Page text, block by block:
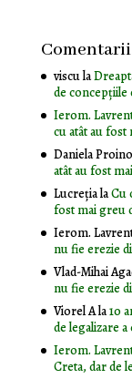
viscula
de
Ierom.
cu atât au
Daniela
atât au fost
LucrețialaCu
fost mai greu
Ierom.
nu fie erezie
Vlad-Mihai
nu fie erezie
Viorel Ala10
de legalizare
Ierom.
Creta, dar de